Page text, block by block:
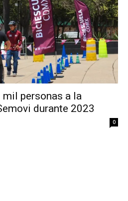
personas a la
durante 2023
0